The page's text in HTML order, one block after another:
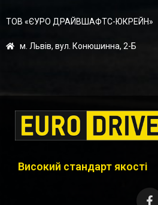
ТОВ «ЄУРО ДРАЙВШАФТC-ЮКРЕЙН»
м. Львів, вул. Конюшинна, 2-Б
Високий стандарт якості